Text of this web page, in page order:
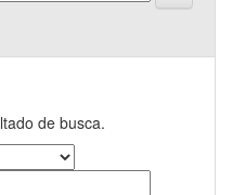
de busca.